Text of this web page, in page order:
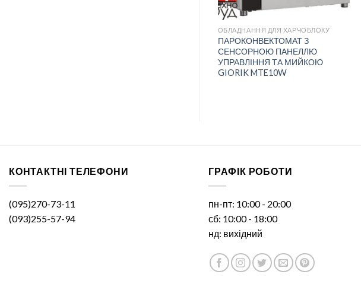
ОБЛАДНАННЯ ДЛЯ ХАРЧОБЛОКУ
ПАРОКОНВЕКТОМАТ З
СЕНСОРНОЮ ПАНЕЛЛЮ
УПРАВЛІННЯ ТА МИЙКОЮ
GIORIK MTE10W
КОНТАКТНІ ТЕЛЕФОНИ
(095)270-73-11
(093)255-57-94
ГРАФІК РОБОТИ
пн-пт: 10:00 - 20:00
сб: 10:00 - 18:00
нд: вихідний